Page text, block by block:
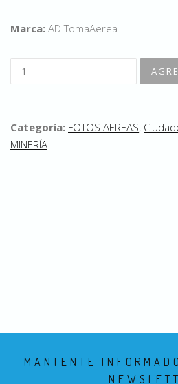
Marca: AD TomaAerea
Categoría: FOTOS AEREAS,
MINERÍA
MANTENTE